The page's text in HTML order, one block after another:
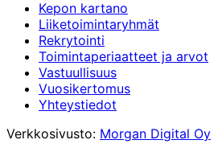
Kepon kartano
Liiketoimintaryhmät
Rekrytointi
Toimintaperiaatteet ja arvot
Vastuullisuus
Vuosikertomus
Yhteystiedot
Verkkosivusto: Morgan Digital Oy